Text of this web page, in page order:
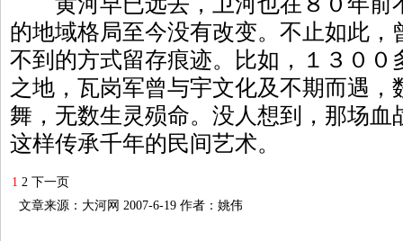
的地域格局至今没有改变。不止如此，
不到的方式留存痕迹。比如，１３００
之地，瓦岗军曾与宇文化及不期而遇，
舞，无数生灵殒命。没人想到，那场血
这样传承千年的民间艺术。
1 2 下一页
文章来源：大河网 2007-6-19 作者：姚伟